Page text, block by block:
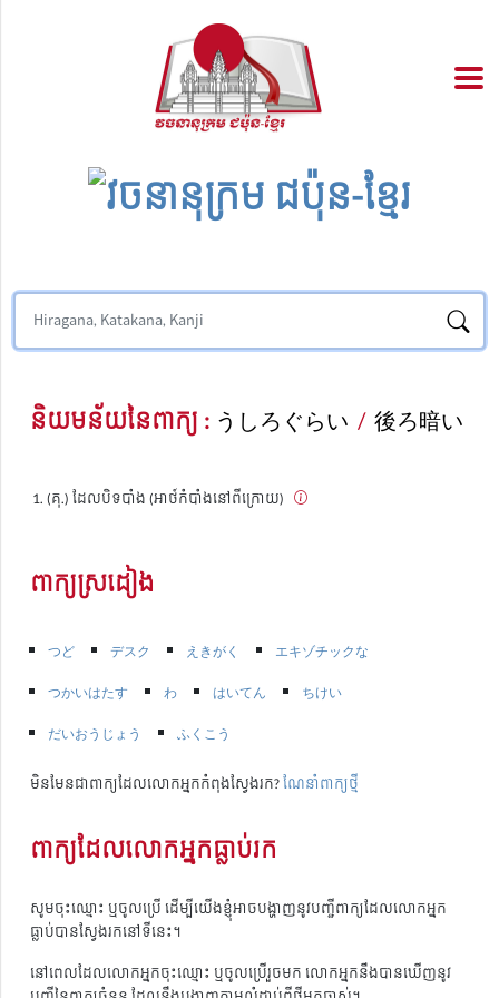
និយមន័យនៃពាក្យ : うしろぐらい / 後ろ暗い
(គុ.) ដែលបិទបាំង (អាថ៍កំបាំងនៅពីក្រោយ)
ពាក្យស្រដៀង
つど デスク えきがく
エキゾチックな
つかいはたす
わ はいてん
ちけい
だいおうじょう
ふくこう
មិនមែនជាពាក្យដែលលោកអ្នកកំពុងស្វែងរក?ណែនាំពាក្យថ្មី
ពាក្យដែលលោកអ្នកធ្លាប់រក
សូមចុះឈ្មោះ ឬចូលប្រើ ដើម្បីយើងខ្ញុំអាចបង្ហាញនូវបញ្ជីពាក្យដែលលោកអ្នក
ធ្លាប់បានស្វែងរកនៅទីនេះ។
នៅពេលដែលលោកអ្នកចុះឈ្មោះ ឬចូលប្រើរួចមក លោកអ្នកនឹងបានឃើញនូវ